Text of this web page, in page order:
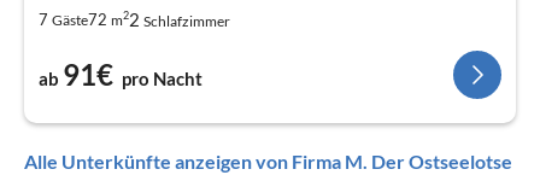
7 Gäste72 m22 Schlafzimmer
ab 91€ pro Nacht
Alle Unterkünfte anzeigen von Firma M. Der Ostseelotse